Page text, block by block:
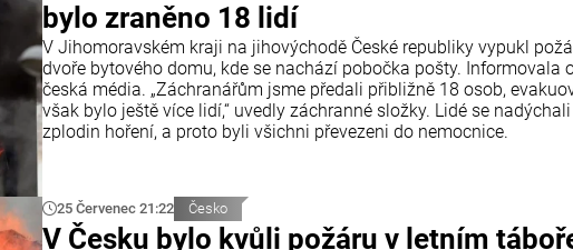
bylo zraněno 18 lidí
V Jihomoravském kraji na jihovýchodě České republiky vypukl
dvoře bytového domu, kde se nachází pobočka pošty. Informovala
česká média. „Záchranářům jsme předali přibližně 18 osob,
však bylo ještě více lidí,“ uvedly záchranné složky. Lidé se nadýchali
zplodin hoření, a proto byli všichni převezeni do nemocnice.
25 Červenec 21:22 Česko
V Česku bylo kvůli požáru v letním